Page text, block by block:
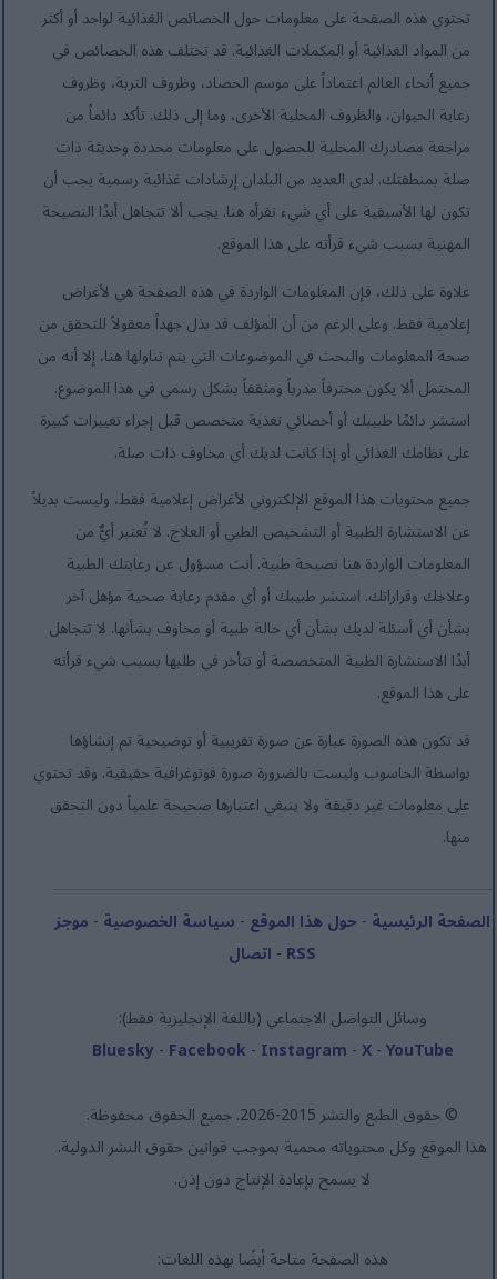
تحتوي هذه الصفحة على معلومات حول الخصائص الغذائية لواحد أو أكثر
من المواد الغذائية أو المكملات الغذائية. قد تختلف هذه الخصائص في
جميع أنحاء العالم اعتماداً على موسم الحصاد، وظروف التربة، وظروف
رعاية الحيوان، والظروف المحلية الأخرى، وما إلى ذلك. تأكد دائماً من
مراجعة مصادرك المحلية للحصول على معلومات محددة وحديثة ذات
صلة بمنطقتك. لدى العديد من البلدان إرشادات غذائية رسمية يجب أن
تكون لها الأسبقية على أي شيء تقرأه هنا. يجب ألا تتجاهل أبدًا النصيحة
المهنية بسبب شيء قرأته على هذا الموقع.
علاوة على ذلك، فإن المعلومات الواردة في هذه الصفحة هي لأغراض
إعلامية فقط. وعلى الرغم من أن المؤلف قد بذل جهداً معقولاً للتحقق من
صحة المعلومات والبحث في الموضوعات التي يتم تناولها هنا، إلا أنه من
المحتمل ألا يكون محترفاً مدرباً ومثقفاً بشكل رسمي في هذا الموضوع.
استشر دائمًا طبيبك أو أخصائي تغذية متخصص قبل إجراء تغييرات كبيرة
على نظامك الغذائي أو إذا كانت لديك أي مخاوف ذات صلة.
جميع محتويات هذا الموقع الإلكتروني لأغراض إعلامية فقط، وليست بديلاً
عن الاستشارة الطبية أو التشخيص الطبي أو العلاج. لا تُعتبر أيٌّ من
المعلومات الواردة هنا نصيحة طبية. أنت مسؤول عن رعايتك الطبية
وعلاجك وقراراتك. استشر طبيبك أو أي مقدم رعاية صحية مؤهل آخر
بشأن أي أسئلة لديك بشأن أي حالة طبية أو مخاوف بشأنها. لا تتجاهل
أبدًا الاستشارة الطبية المتخصصة أو تتأخر في طلبها بسبب شيء قرأته
على هذا الموقع.
قد تكون هذه الصورة عبارة عن صورة تقريبية أو توضيحية تم إنشاؤها
بواسطة الحاسوب وليست بالضرورة صورة فوتوغرافية حقيقية. وقد تحتوي
على معلومات غير دقيقة ولا ينبغي اعتبارها صحيحة علمياً دون التحقق
منها.
الصفحة الرئيسية -حول هذا الموقع - سياسة الخصوصية - موجز
RSS
- اتصال
وسائل التواصل الاجتماعي (باللغة الإنجليزية فقط):
Bluesky - Facebook - Instagram -X-YouTube
© حقوق الطبع والنشر 2015-2026. جميع الحقوق محفوظة.
هذا الموقع وكل محتوياته محمية بموجب قوانين حقوق النشر الدولية.
لا يسمح بإعادة الإنتاج دون إذن.
هذه الصفحة متاحة أيضًا بهذه اللغات: